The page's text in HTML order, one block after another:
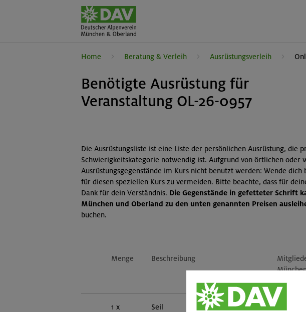
Home Beratung & Verleih Ausrüstungsverleih
Benötigte Ausrüstung für
Veranstaltung OL-26-0957
Die Ausrüstungsliste ist eine Liste der persönlichen Ausrüstung,
Schwierigkeitskategorie notwendig ist. Aufgrund von örtlichen oder
Ausrüstungsgegenstände im Kurs nicht benutzt werden: Wende
für diesen speziellen Kurs zu vermeiden. Bitte beachte, dass für
Dank für dein Verständnis. Die Gegenstände in gefetteter Schrift
München und Oberland zu den unten genannten Preisen
buchen.
Menge Beschreibung
Oberland
1 x Seil